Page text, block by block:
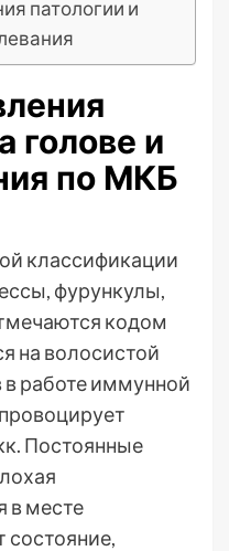
патологии и
голове и
по МКБ
классификации
фурункулы,
кодом
на волосистой
в работе иммунной
Постоянные
в месте
состояние,